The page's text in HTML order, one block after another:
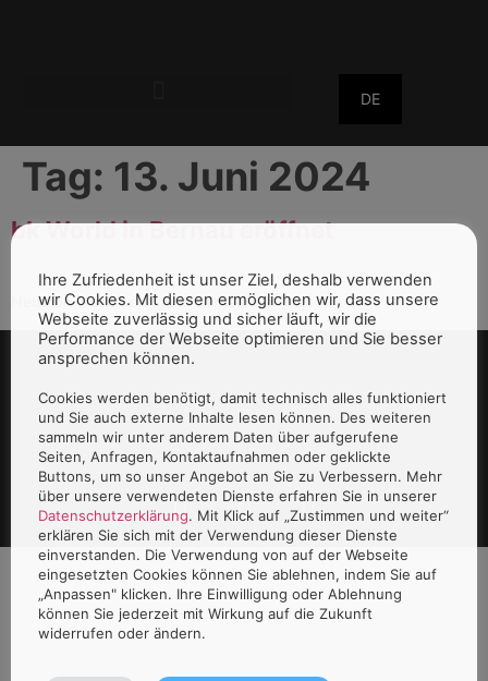
DE
Tag: 13. Juni 2024
bk World in Bernau eröffnet
Neue bk World Lounge in Bernau eröffnet.
Ihre Zufriedenheit ist unser Ziel, deshalb verwenden
wir Cookies. Mit diesen ermöglichen wir, dass unsere
Webseite zuverlässig und sicher läuft, wir die
Performance der Webseite optimieren und Sie besser
ansprechen können.
Cookies werden benötigt, damit technisch alles funktioniert
und Sie auch externe Inhalte lesen können. Des weiteren
sammeln wir unter anderem Daten über aufgerufene
Seiten, Anfragen, Kontaktaufnahmen oder geklickte
Buttons, um so unser Angebot an Sie zu Verbessern. Mehr
über unsere verwendeten Dienste erfahren Sie in unserer
Datenschutzerklärung. Mit Klick auf „Zustimmen und weiter“
erklären Sie sich mit der Verwendung dieser Dienste
einverstanden. Die Verwendung von auf der Webseite
eingesetzten Cookies können Sie ablehnen, indem Sie auf
„Anpassen" klicken. Ihre Einwilligung oder Ablehnung
können Sie jederzeit mit Wirkung auf die Zukunft
widerrufen oder ändern.